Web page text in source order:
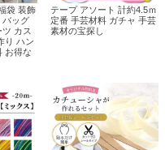
袋 装飾
バッグ
カス
り ハン
お得な
テープ アソート 計約4.5ｍ
定番 手芸材料 ガチャ 手芸
素材の宝探し